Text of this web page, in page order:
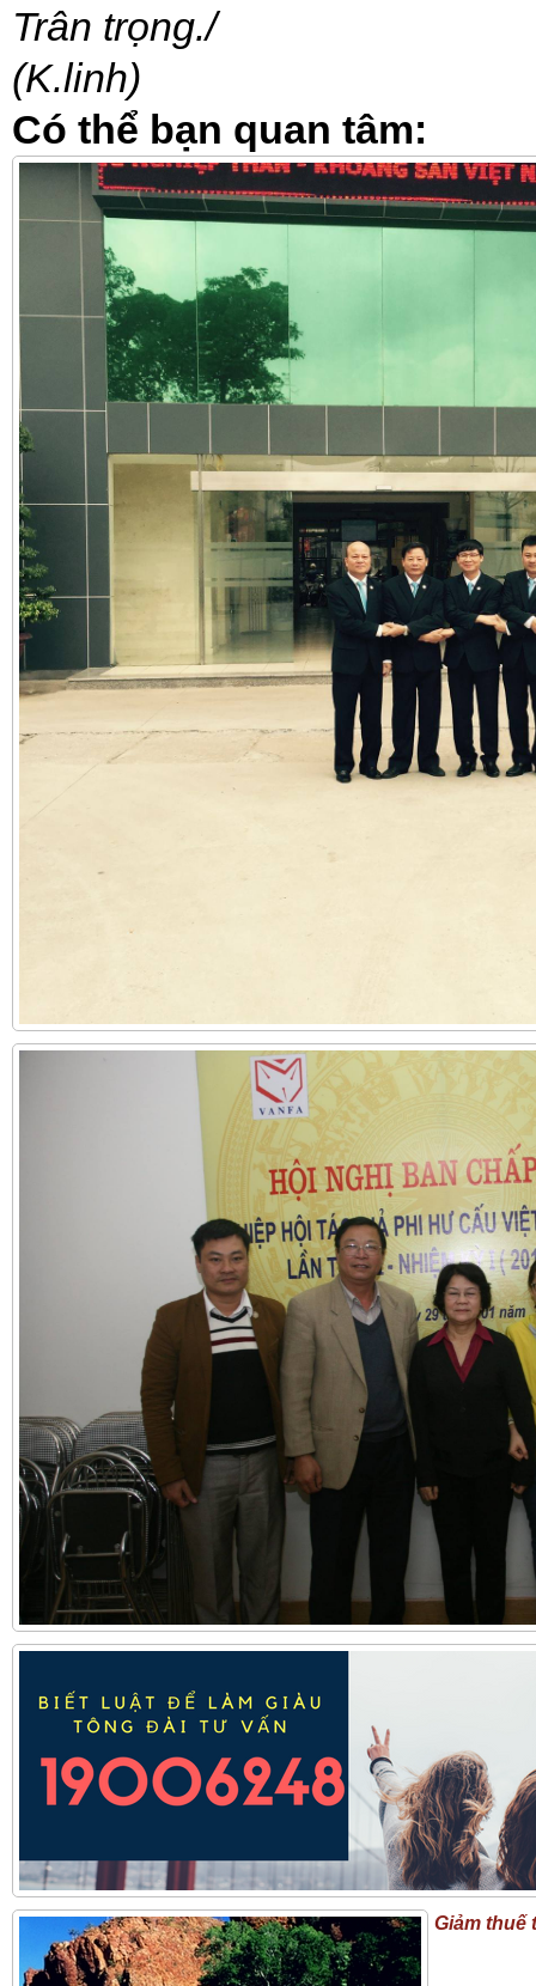
Trân trọng./
(K.linh)
Có thể bạn quan tâm:
Giảm thuế